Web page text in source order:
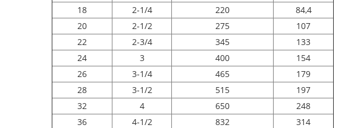
18
2-1/4 220
84,4
20
2-1/2 275
107
22
2-3/4 345
133
24
3 400
154
26
3-1/4 465
179
28
3-1/2 515
197
32
4 650
248
36
4-1/2 832
314